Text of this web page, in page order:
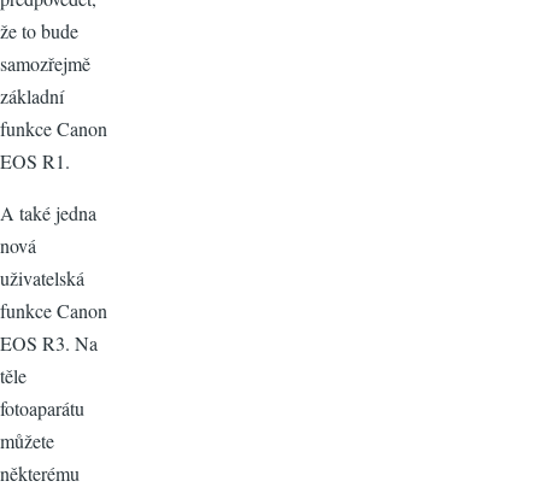
že to bude
samozřejmě
základní
funkce Canon
EOS R1.
A také jedna
nová
uživatelská
funkce Canon
EOS R3. Na
těle
fotoaparátu
můžete
některému